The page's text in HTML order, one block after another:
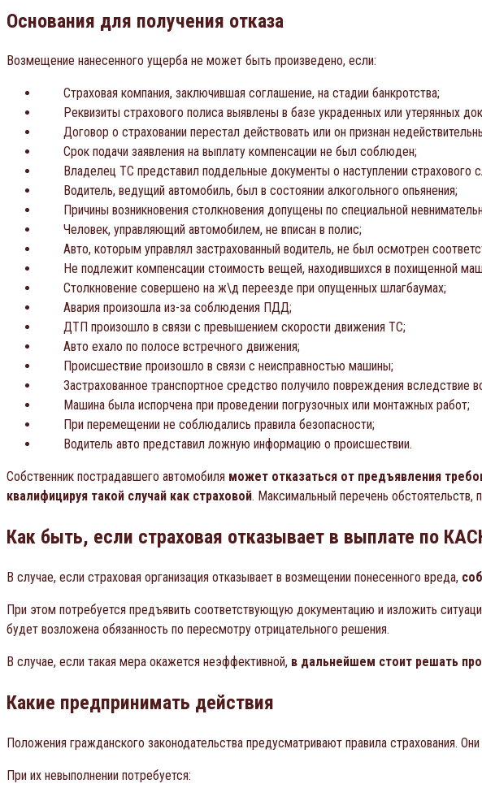
Основания для получения отказа
Возмещение нанесенного ущерба не может быть произведено, если:
Страховая компания, заключившая соглашение, на стадии банкротства;
Реквизиты страхового полиса выявлены в базе украденных или утерянных
Договор о страховании перестал действовать или он признан
Срок подачи заявления на выплату компенсации не был соблюден;
Владелец ТС представил поддельные документы о наступлении страхового
Водитель, ведущий автомобиль, был в состоянии алкогольного опьянения;
Причины возникновения столкновения допущены по специальной
Человек, управляющий автомобилем, не вписан в полис;
Авто, которым управлял застрахованный водитель, не был осмотрен
Не подлежит компенсации стоимость вещей, находившихся в похищенной
Столкновение совершено на ж\д переезде при опущенных шлагбаумах;
Авария произошла из-за соблюдения ПДД;
ДТП произошло в связи с превышением скорости движения ТС;
Авто ехало по полосе встречного движения;
Происшествие произошло в связи с неисправностью машины;
Застрахованное транспортное средство получило повреждения вследствие
Машина была испорчена при проведении погрузочных или монтажных работ;
При перемещении не соблюдались правила безопасности;
Водитель авто представил ложную информацию о происшествии.
Собственник пострадавшего автомобиля может отказаться от предъявления
квалифицируя такой случай как страховой. Максимальный перечень обстоятельств,
Как быть, если страховая отказывает в выплате по
В случае, если страховая организация отказывает в возмещении понесенного вреда,
При этом потребуется предъявить соответствующую документацию и изложить
будет возложена обязанность по пересмотру отрицательного решения.
В случае, если такая мера окажется неэффективной, в дальнейшем стоит решать
Какие предпринимать действия
Положения гражданского законодательства предусматривают правила страхования.
При их невыполнении потребуется: